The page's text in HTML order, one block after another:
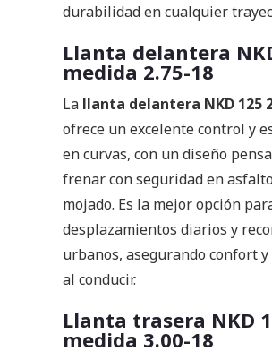
durabilidad en cualquier
Llanta delantera
medida 2.75-18
La llanta delantera NKD 125
ofrece un excelente control y
en curvas, con un diseño
frenar con seguridad en
mojado. Es la mejor opción
desplazamientos diarios y
urbanos, asegurando confort
al conducir.
Llanta trasera NKD
medida 3.00-18